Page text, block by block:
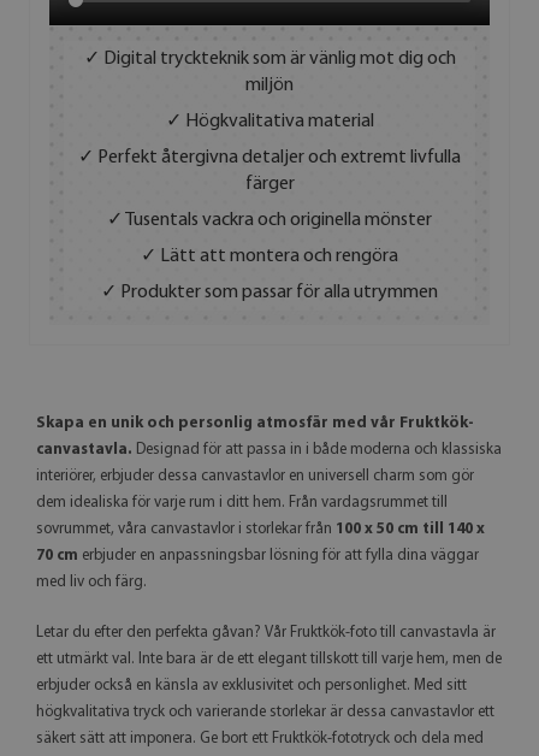
✓ Digital tryckteknik som är vänlig mot dig och
miljön
✓ Högkvalitativa material
✓ Perfekt återgivna detaljer och extremt livfulla
färger
✓ Tusentals vackra och originella mönster
✓ Lätt att montera och rengöra
✓ Produkter som passar för alla utrymmen
Skapa en unik och personlig atmosfär med vår Fruktkök-
canvastavla. Designad för att passa in i både moderna och klassiska
interiörer, erbjuder dessa canvastavlor en universell charm som gör
dem idealiska för varje rum i ditt hem. Från vardagsrummet till
sovrummet, våra canvastavlor i storlekar från 100 x 50 cm till 140 x
70 cm erbjuder en anpassningsbar lösning för att fylla dina väggar
med liv och färg.
Letar du efter den perfekta gåvan? Vår Fruktkök-foto till canvastavla är
ett utmärkt val. Inte bara är de ett elegant tillskott till varje hem, men de
erbjuder också en känsla av exklusivitet och personlighet. Med sitt
högkvalitativa tryck och varierande storlekar är dessa canvastavlor ett
säkert sätt att imponera. Ge bort ett Fruktkök-fototryck och dela med